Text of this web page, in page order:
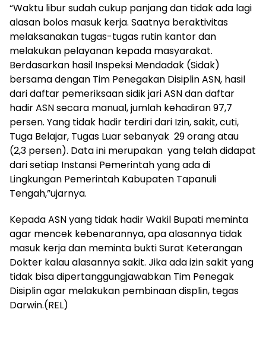
“Waktu libur sudah cukup panjang dan tidak ada lagi
alasan bolos masuk kerja. Saatnya beraktivitas
melaksanakan tugas-tugas rutin kantor dan
melakukan pelayanan kepada masyarakat.
Berdasarkan hasil Inspeksi Mendadak (Sidak)
bersama dengan Tim Penegakan Disiplin ASN, hasil
dari daftar pemeriksaan sidik jari ASN dan daftar
hadir ASN secara manual, jumlah kehadiran 97,7
persen. Yang tidak hadir terdiri dari Izin, sakit, cuti,
Tuga Belajar, Tugas Luar sebanyak 29 orang atau
(2,3 persen). Data ini merupakan yang telah didapat
dari setiap Instansi Pemerintah yang ada di
Lingkungan Pemerintah Kabupaten Tapanuli
Tengah,”ujarnya.
Kepada ASN yang tidak hadir Wakil Bupati meminta
agar mencek kebenarannya, apa alasannya tidak
masuk kerja dan meminta bukti Surat Keterangan
Dokter kalau alasannya sakit. Jika ada izin sakit yang
tidak bisa dipertanggungjawabkan Tim Penegak
Disiplin agar melakukan pembinaan displin, tegas
Darwin.(REL)